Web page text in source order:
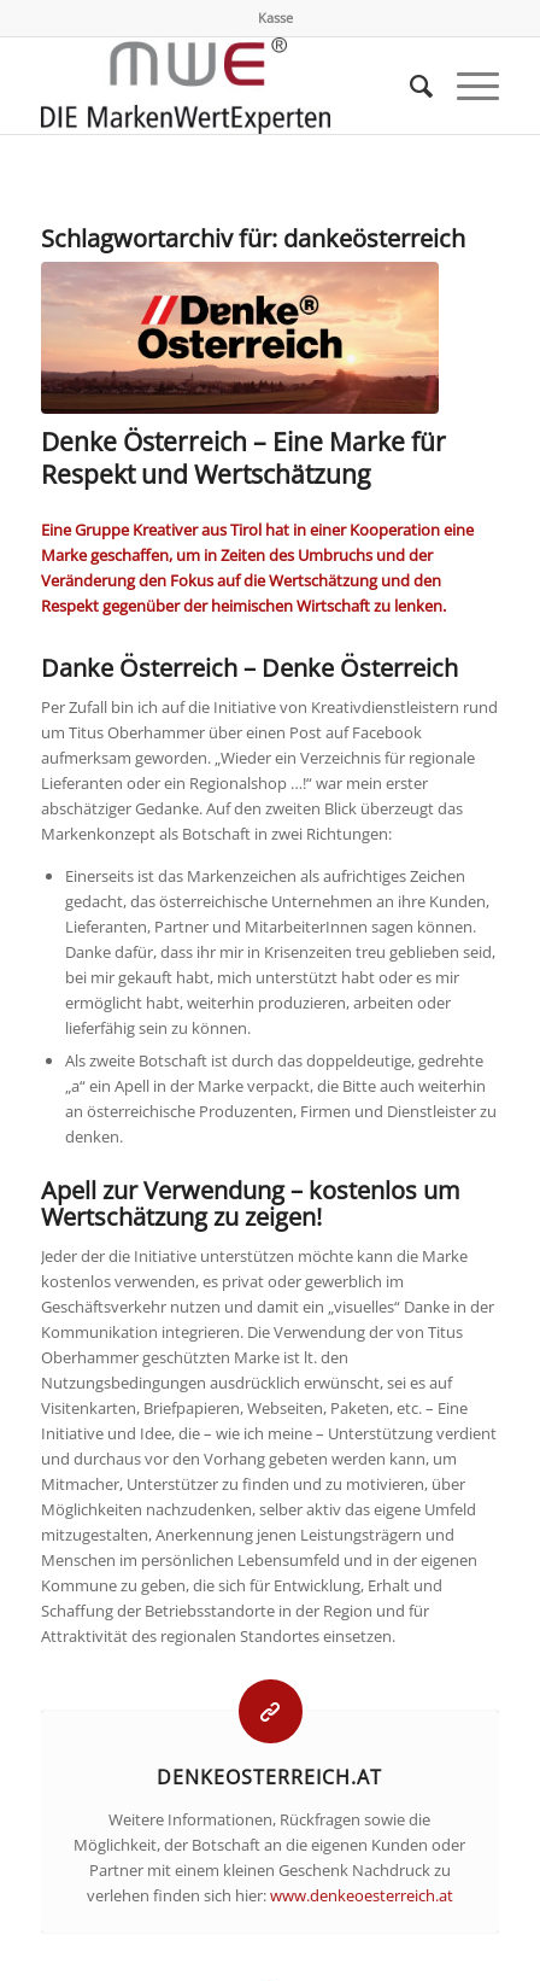
Kasse
Schlagwortarchiv für: dankeösterreich
Denke Österreich – Eine Marke für
Respekt und Wertschätzung
Eine Gruppe Kreativer aus Tirol hat in einer Kooperation eine
Marke geschaffen, um in Zeiten des Umbruchs und der
Veränderung den Fokus auf die Wertschätzung und den
Respekt gegenüber der heimischen Wirtschaft zu lenken.
Danke Österreich – Denke Österreich
Per Zufall bin ich auf die Initiative von Kreativdienstleistern rund
um Titus Oberhammer über einen Post auf Facebook
aufmerksam geworden. „Wieder ein Verzeichnis für regionale
Lieferanten oder ein Regionalshop …!“ war mein erster
abschätziger Gedanke. Auf den zweiten Blick überzeugt das
Markenkonzept als Botschaft in zwei Richtungen:
Einerseits ist das Markenzeichen als aufrichtiges Zeichen
gedacht, das österreichische Unternehmen an ihre Kunden,
Lieferanten, Partner und MitarbeiterInnen sagen können.
Danke dafür, dass ihr mir in Krisenzeiten treu geblieben seid,
bei mir gekauft habt, mich unterstützt habt oder es mir
ermöglicht habt, weiterhin produzieren, arbeiten oder
lieferfähig sein zu können.
Als zweite Botschaft ist durch das doppeldeutige, gedrehte
„a“ ein Apell in der Marke verpackt, die Bitte auch weiterhin
an österreichische Produzenten, Firmen und Dienstleister zu
denken.
Apell zur Verwendung – kostenlos um
Wertschätzung zu zeigen!
Jeder der die Initiative unterstützen möchte kann die Marke
kostenlos verwenden, es privat oder gewerblich im
Geschäftsverkehr nutzen und damit ein „visuelles“ Danke in der
Kommunikation integrieren. Die Verwendung der von Titus
Oberhammer geschützten Marke ist lt. den
Nutzungsbedingungen ausdrücklich erwünscht, sei es auf
Visitenkarten, Briefpapieren, Webseiten, Paketen, etc. – Eine
Initiative und Idee, die – wie ich meine – Unterstützung verdient
und durchaus vor den Vorhang gebeten werden kann, um
Mitmacher, Unterstützer zu finden und zu motivieren, über
Möglichkeiten nachzudenken, selber aktiv das eigene Umfeld
mitzugestalten, Anerkennung jenen Leistungsträgern und
Menschen im persönlichen Lebensumfeld und in der eigenen
Kommune zu geben, die sich für Entwicklung, Erhalt und
Schaffung der Betriebsstandorte in der Region und für
Attraktivität des regionalen Standortes einsetzen.
DENKEOSTERREICH.AT
Weitere Informationen, Rückfragen sowie die
Möglichkeit, der Botschaft an die eigenen Kunden oder
Partner mit einem kleinen Geschenk Nachdruck zu
verlehen finden sich hier:www.denkeoesterreich.at